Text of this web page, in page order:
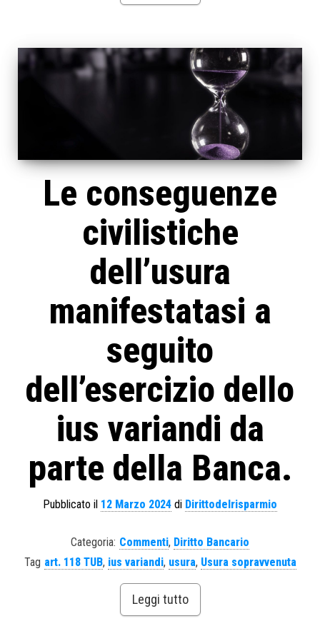
Le conseguenze
civilistiche
dell’usura
manifestatasi a
seguito
dell’esercizio dello
ius variandi da
parte della Banca.
Pubblicato il 12 Marzo 2024 di Dirittodelrisparmio
Categoria: Commenti, Diritto Bancario
Tag art. 118 TUB, ius variandi, usura, Usura sopravvenuta
Leggi tutto